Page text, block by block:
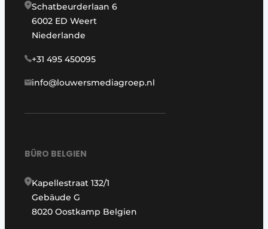
Schatbeurderlaan 6
6002 ED Weert
Niederlande
+31 495 450095
info@louwersmediagroep.nl
BÜRO BELGIEN
Kapellestraat 132/1
Gebäude G
8020 Oostkamp Belgien